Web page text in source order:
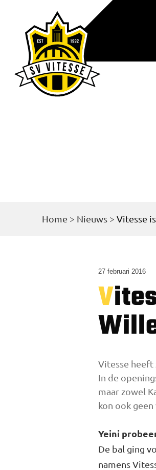
Home > Nieuws > Vitesse
27 februari 2016
Vitesse is het kwijt na verlies tegen matig
Vitesse heeft
In de
maar zowel
kon ook
Yeini
De bal ging
namens